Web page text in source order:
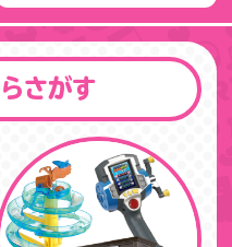
さがす